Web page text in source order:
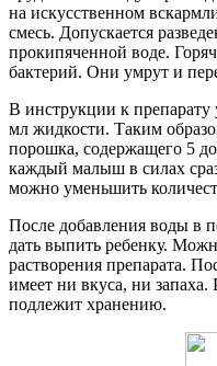
на искусственном
смесь. Допускается
прокипяченной воде.
бактерий. Они умрут и
В инструкции к препарату
мл жидкости. Таким
порошка, содержащего 5
каждый малыш в силах
можно уменьшить
После добавления воды в
дать выпить ребенку.
растворения препарата.
имеет ни вкуса, ни запаха.
подлежит хранению.